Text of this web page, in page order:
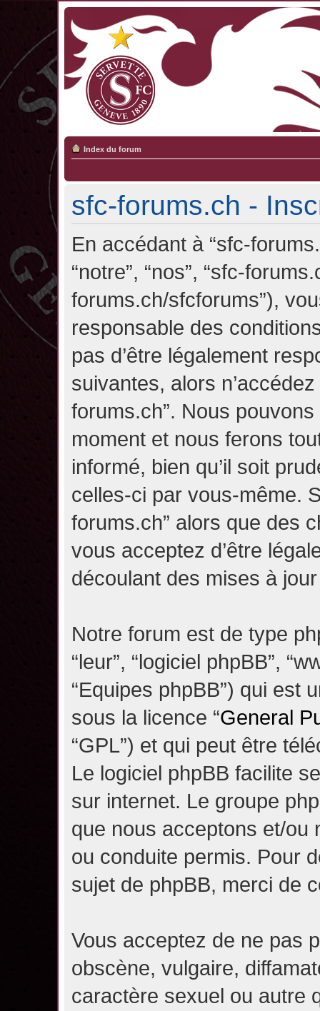
Index du forum
sfc-forums.ch -
En accédant à “sfc-
“notre”, “nos”, “sfc-
forums.ch/sfcforums”),
responsable des
pas d’être légalement
suivantes, alors
forums.ch”. Nous
moment et nous ferons
informé, bien qu’il soit
celles-ci par vous-même.
forums.ch” alors que des
vous acceptez d’être
découlant des mises à
Notre forum est de type
“leur”, “logiciel phpBB”,
“Equipes phpBB”) qui est
sous la licence “General
“GPL”) et qui peut être
Le logiciel phpBB facilite
sur internet. Le groupe
que nous acceptons et/ou
ou conduite permis. Pour
sujet de phpBB, merci de
Vous acceptez de ne pas
obscène, vulgaire,
caractère sexuel ou autre